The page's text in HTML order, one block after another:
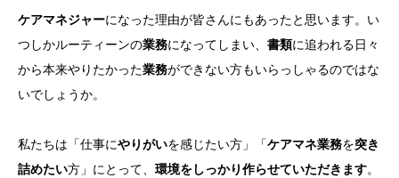
ケアマネジャーになった理由が皆さんにもあったと思います。い
つしかルーティーンの業務になってしまい、 書類に追われる日々
から本来やりたかった業務ができない方もいらっしゃるのではな
いでしょうか。
私たちは「仕事にやりがいを感じたい方」「ケアマネ業務を突き
詰めたい方」にとって、 環境をしっかり作らせていただきます。